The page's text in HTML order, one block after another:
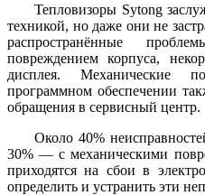
Тепловизоры Sytong
техникой, но даже они не
распространённые
повреждением корпуса,
дисплея. Механические
программном обеспечении
обращения в сервисный центр.
Около 40%
30% — с механическими
приходятся на сбои в
определить и устранить эти